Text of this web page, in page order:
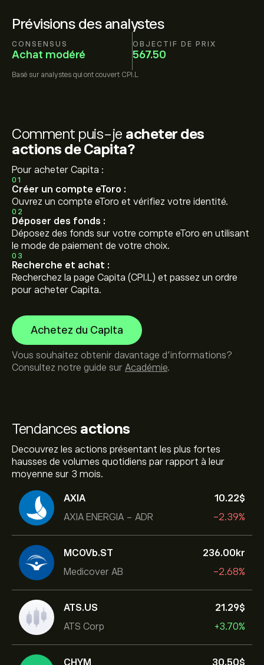
Prévisions des analystes
CONSENSUS
Achat modéré
OBJECTIF DE PRIX
567.50
Basé sur analystes qui ont couvert CPI.L
Tendances actions
Decouvrez les actions présentant les plus fortes
hausses de volumes quotidiens par rapport à leur
moyenne sur 3 mois.
AXIA
AXIA ENERGIA - ADR
10.22‎$‎
-2.39%
MCOVb.ST
Medicover AB
236.00‎kr‎
-2.68%
ATS.US
ATS Corp
21.29‎$‎
+3.70%
CHYM 30.50‎$‎
Comment puis-je acheter des
actions de Capita?
Pour acheter Capita :
01
Créer un compte eToro :
Ouvrez un compte eToro et vérifiez votre identité.
02
Déposer des fonds :
Déposez des fonds sur votre compte eToro en utilisant
le mode de paiement de votre choix.
03
Recherche et achat :
Recherchez la page Capita (CPI.L) et passez un ordre
pour acheter Capita.
Achetez du Capita
Vous souhaitez obtenir davantage d'informations?
Consultez notre guide sur Académie.